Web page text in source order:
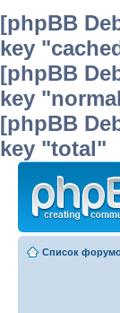
[phpBB
key
[phpBB
key
[phpBB
key "total"
Список